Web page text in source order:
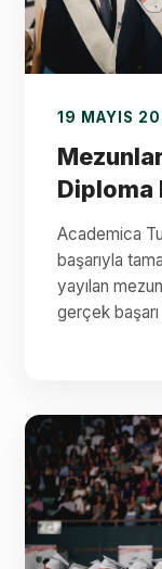
19 MAYIS
Diploma
Academica
başarıyla
yayılan
gerçek